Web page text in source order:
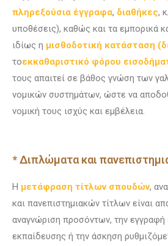
πληρεξούσια έγγραφα, διαθήκες,
υποθέσεις), καθώς και τα εμπορικά
ιδίως η μισθοδοτική κατάσταση
τοεκκαθαριστικό φόρου
τους απαιτεί σε βάθος γνώση των
νομικών συστημάτων, ώστε να
νομική τους ισχύς και εμβέλεια.
* Διπλώματα και
Η μετάφραση τίτλων σπουδών,
και πανεπιστημιακών τίτλων είναι
αναγνώριση προσόντων, την εγγραφή
εκπαίδευσης ή την άσκηση